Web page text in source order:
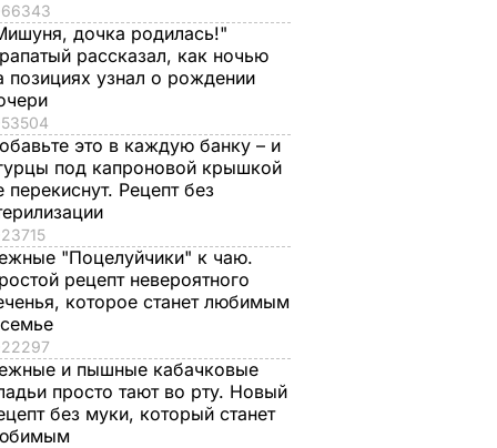
66343
дочка родилась!"
рассказал, как ночью
позициях узнал о рождении
53504
это в каждую банку – и
под капроновой крышкой
перекиснут. Рецепт без
23715
"Поцелуйчики" к чаю.
рецепт невероятного
которое станет любимым
22297
и пышные кабачковые
просто тают во рту. Новый
без муки, который станет